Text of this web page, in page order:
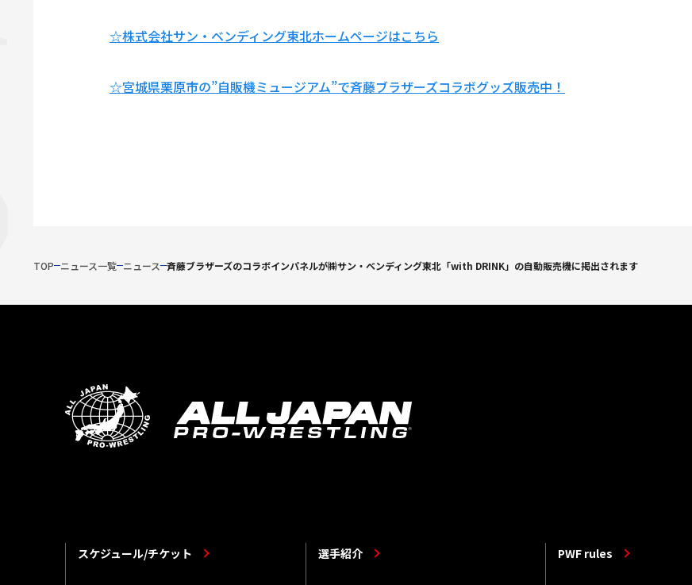
☆株式会社サン・ベンディング東北ホームページはこちら
☆宮城県栗原市の”自販機ミュージアム”で斉藤ブラザーズコラボグッズ販売中！
TOP ニュース一覧 ニュース 斉藤ブラザーズのコラボインパネルが㈱サン・ベンディング東北「with DRINK」の自動販売機に掲出されます
スケジュール/チケット 選手紹介 PWF rules